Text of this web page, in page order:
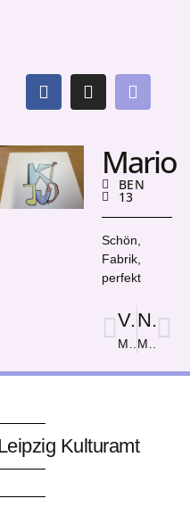
Mario
BEN
13
Schön,
Fabrik,
perfekt
Vorige
Malheurs De Beauté
Nächster
Manita
Kulturamt